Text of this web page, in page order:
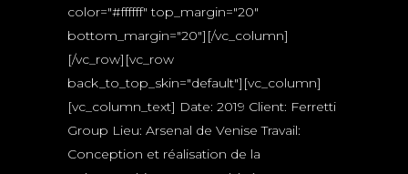
color="#ffffff" top_margin="20"
bottom_margin="20"][/vc_column]
[/vc_row][vc_row
back_to_top_skin="default"][vc_column]
[vc_column_text] Date: 2019 Client: Ferretti
Group Lieu: Arsenal de Venise Travail:
Conception et réalisation de la